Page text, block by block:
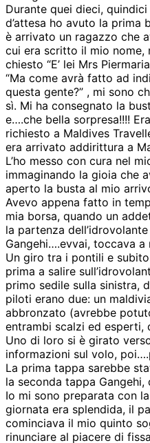
Durante quei dieci,
d’attesa ho avuto la prima
è arrivato un ragazzo che
cui era scritto il mio nome,
chiesto “E’ lei Mrs
“Ma come avrà fatto ad
questa gente?” , mi sono
sì. Mi ha consegnato la
e….che bella sorpresa!!!!
richiesto a Maldives
era arrivato addirittura a
L’ho messo con cura nel
immaginando la gioia che
aperto la busta al mio
Avevo appena fatto in
mia borsa, quando un
la partenza
Gangehi….evvai, toccava a
Un giro tra i pontili e
prima a salire
primo sedile sulla sinistra,
piloti erano due: un
abbronzato (avrebbe
entrambi scalzi ed esperti,
Uno di loro si è girato
informazioni sul volo,
La prima tappa sarebbe
la seconda tappa
Io mi sono preparata con
giornata era splendida, il
cominciava il mio quinto
rinunciare al piacere di